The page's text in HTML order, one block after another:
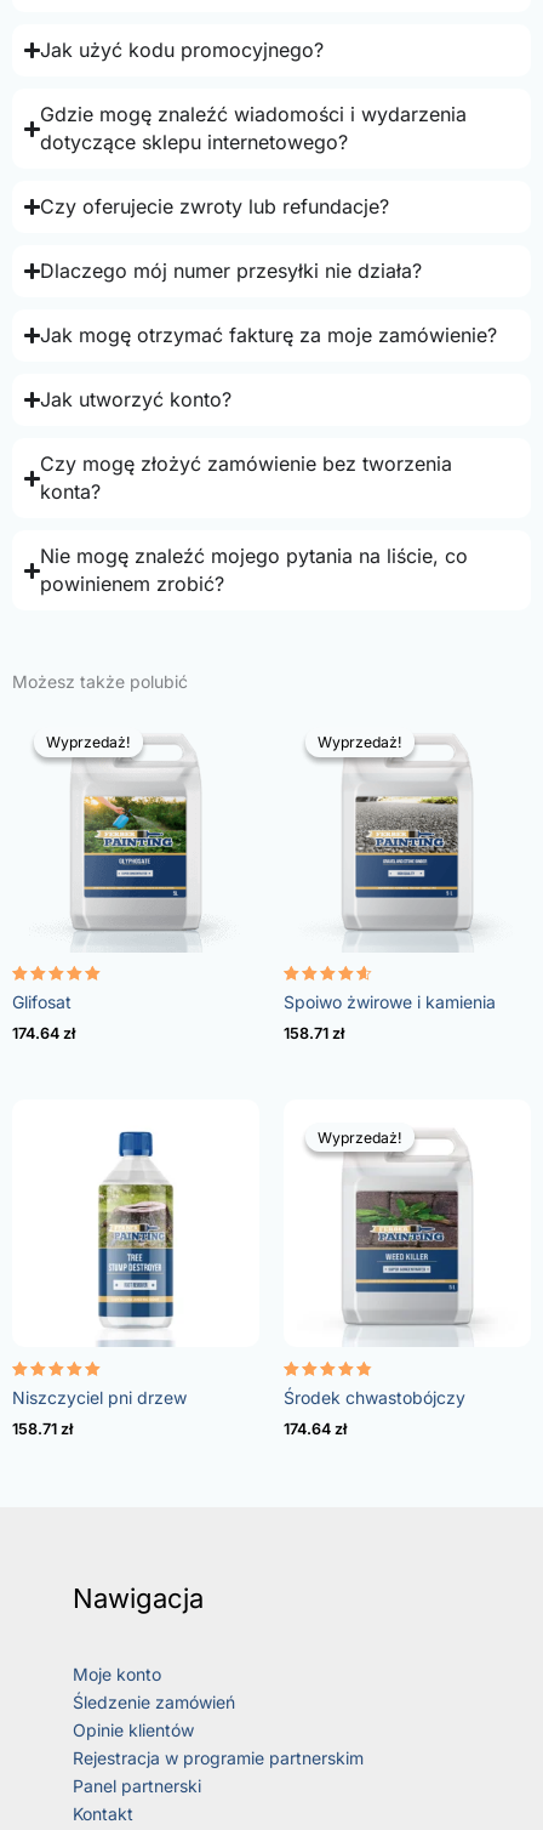
Jak użyć kodu promocyjnego?
Gdzie mogę znaleźć wiadomości i wydarzenia
dotyczące sklepu internetowego?
Czy oferujecie zwroty lub refundacje?
Dlaczego mój numer przesyłki nie działa?
Jak mogę otrzymać fakturę za moje zamówienie?
Jak utworzyć konto?
Czy mogę złożyć zamówienie bez tworzenia
konta?
Nie mogę znaleźć mojego pytania na liście, co
powinienem zrobić?
Możesz także polubić
Wyprzedaż!
Wyprzedaż!
Oceniono
4.96
na 5
Glifosat
174.64 zł
Wyprzedaż!
Wyprzedaż!
Oceniono
4.57
na 5
Spoiwo żwirowe i kamienia
158.71 zł
Oceniono
5.00
na 5
Niszczyciel pni drzew
158.71 zł
Wyprzedaż!
Wyprzedaż!
Oceniono
4.73
na 5
Środek chwastobójczy
174.64 zł
Nawigacja
Moje konto
Śledzenie zamówień
Opinie klientów
Rejestracja w programie partnerskim
Panel partnerski
Kontakt